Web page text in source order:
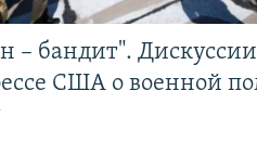
– бандит".
США о военной